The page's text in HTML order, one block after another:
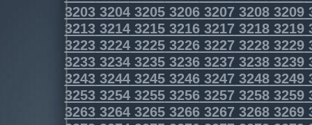
3203320432053206320732083209
3213321432153216321732183219
3223322432253226322732283229
3233323432353236323732383239
3243324432453246324732483249
3253325432553256325732583259
3263326432653266326732683269